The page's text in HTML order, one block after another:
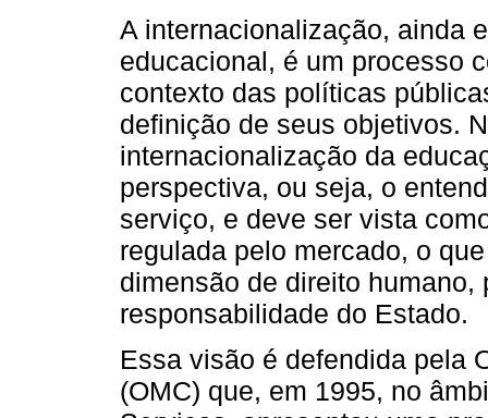
A internacionalização, ainda
educacional, é um processo
contexto das políticas
definição de seus objetivos.
internacionalização da
perspectiva, ou seja, o
serviço, e deve ser vista
regulada pelo mercado, o
dimensão de direito humano,
responsabilidade do Estado.
Essa visão é defendida pela
(OMC) que, em 1995, no